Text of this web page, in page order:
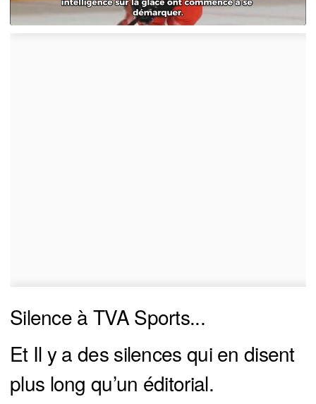
Silence à TVA Sports...
Et Il y a des silences qui en disent
plus long qu’un éditorial.